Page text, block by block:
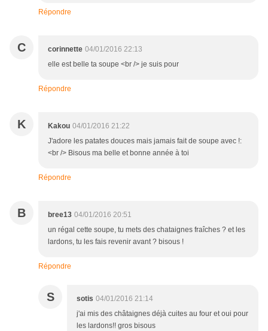
Répondre
C corinnette 04/01/2016 22:13
elle est belle ta soupe <br /> je suis pour
Répondre
K Kakou 04/01/2016 21:22
J'adore les patates douces mais jamais fait de soupe avec !:
<br /> Bisous ma belle et bonne année à toi
Répondre
B bree13 04/01/2016 20:51
un régal cette soupe, tu mets des chataignes fraîches ? et les
lardons, tu les fais revenir avant ? bisous !
Répondre
S sotis 04/01/2016 21:14
j'ai mis des châtaignes déjà cuites au four et oui pour
les lardons!! gros bisous